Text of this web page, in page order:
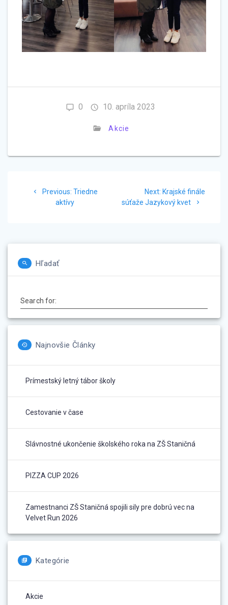
0 10. apríla 2023
Akcie
Previous: Previous
post:
Triedne
aktívy
Next: Next
post:
Krajské finále
súťaže Jazykový kvet
Hľadať
Search for:
Najnovšie Články
Prímestský letný tábor školy
Cestovanie v čase
Slávnostné ukončenie školského roka na ZŠ Staničná
PIZZA CUP 2026
Zamestnanci ZŠ Staničná spojili sily pre dobrú vec na
Velvet Run 2026
Kategórie
Akcie